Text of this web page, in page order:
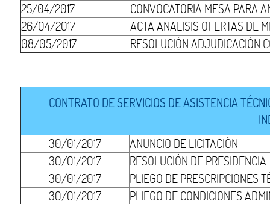
25/04/2017
CONVOCATORIA MESA PARA
26/04/2017
ACTA ANALISIS OFERTAS DE
08/05/2017
RESOLUCIÓN ADJUDICACIÓN
CONTRATO DE SERVICIOS DE ASISTENCIA
30/01/2017
ANUNCIO DE LICITACIÓN
30/01/2017
RESOLUCIÓN DE PRESIDENCIA
30/01/2017
PLIEGO DE PRESCRIPCIONES
30/01/2017
PLIEGO DE CONDICIONES